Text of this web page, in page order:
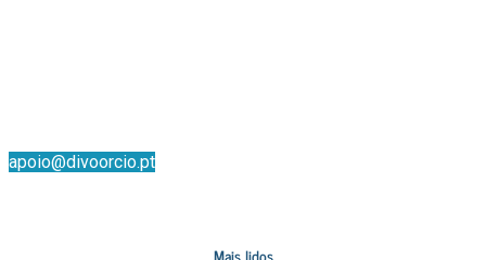
apoio@divoorcio.pt